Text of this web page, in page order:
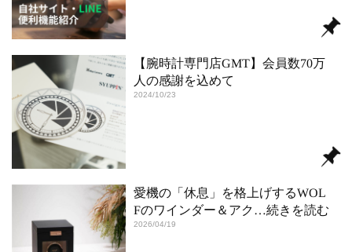
【腕時計専門店GMT】会員数70万
⼈の感謝を込めて
2024/10/23
愛機の「休息」を格上げするWOL
Fのワインダー＆アク …続きを読む
2026/04/19